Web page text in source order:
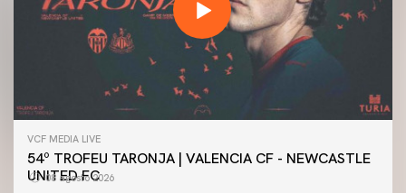
VCF MEDIA LIVE
54º TROFEU TARONJA | VALENCIA CF - NEWCASTLE
UNITED FC
08 agosto 2026